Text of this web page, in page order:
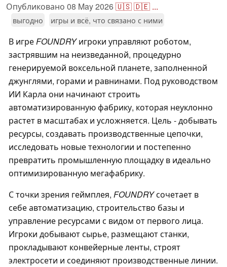
Опубликовано 08 May 2026🇺🇸🇩🇪 ...
выгодно игры и всё, что связано с ними
В игреFOUNDRYигроки управляют роботом,
застрявшим на неизведанной, процедурно
генерируемой воксельной планете, заполненной
джунглями, горами и равнинами. Под руководством
ИИ Карла они начинают строить
автоматизированную фабрику, которая неуклонно
растет в масштабах и усложняется. Цель - добывать
ресурсы, создавать производственные цепочки,
исследовать новые технологии и постепенно
превратить промышленную площадку в идеально
оптимизированную мегафабрику.
С точки зрения геймплея, FOUNDRYсочетает в
себе автоматизацию, строительство базы и
управление ресурсами с видом от первого лица.
Игроки добывают сырье, размещают станки,
прокладывают конвейерные ленты, строят
электросети и соединяют производственные линии.